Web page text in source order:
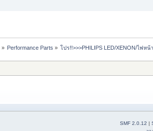
» Performance Parts » โปร!!>>>PHILIPS LED/XENON/ไฟห
SMF 2.0.12 |